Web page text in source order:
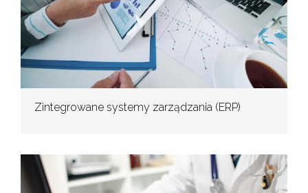
Zintegrowane systemy zarządzania (ERP)